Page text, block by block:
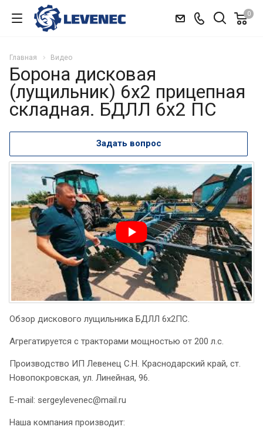
0
Главная Видео
Борона дисковая
(лущильник) 6х2 прицепная
складная. БДЛЛ 6х2 ПС
Задать вопрос
Обзор дискового лущильника БДЛЛ 6х2ПС.
Агрегатируется с тракторами мощностью от 200 л.с.
Производство ИП Левенец С.Н. Краснодарский край, ст.
Новопокровская, ул. Линейная, 96.
E-mail: sergeylevenec@mail.ru
Наша компания производит: